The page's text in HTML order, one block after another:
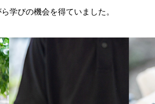
学びの機会を得ていました。